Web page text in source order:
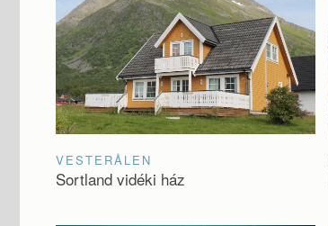
VESTERÅLEN
Sortland vidéki ház